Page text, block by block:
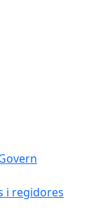
i regidores